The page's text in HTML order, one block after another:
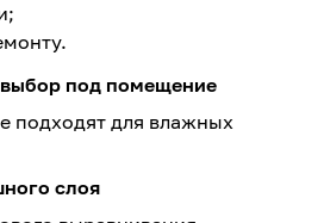
под помещение
подходят для влажных
слоя